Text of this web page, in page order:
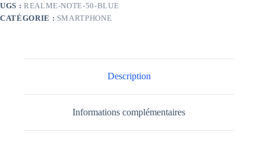
128Go
Bleu
UGS : REALME-NOTE-50-BLUE
CATÉGORIE : SMARTPHONE
Description
Informations complémentaires